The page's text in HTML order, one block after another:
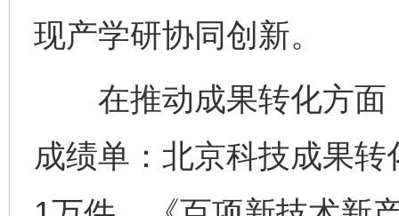
现产学研协同创新。
在推动成果转化方面
成绩单：北京科技成果